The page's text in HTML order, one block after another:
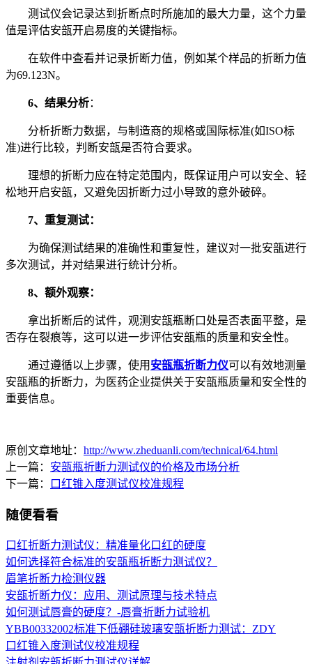
测试仪会记录达到折断点时所施加的最大力量，这个力量
值是评估安瓿开启易度的关键指标。
在软件中查看并记录折断力值，例如某个样品的折断力值
为69.123N。
6、结果分析：
分析折断力数据，与制造商的规格或国际标准(如ISO标
准)进行比较，判断安瓿是否符合要求。
理想的折断力应在特定范围内，既保证用户可以安全、轻
松地开启安瓿，又避免因折断力过小导致的意外破碎。
7、重复测试：
为确保测试结果的准确性和重复性，建议对一批安瓿进行
多次测试，并对结果进行统计分析。
8、额外观察：
拿出折断后的试件，观测安瓿瓶断口处是否表面平整，是
否存在裂痕等，这可以进一步评估安瓿瓶的质量和安全性。
通过遵循以上步骤，使用 安瓿瓶折断力仪可以有效地测量
安瓿瓶的折断力，为医药企业提供关于安瓿瓶质量和安全性的
重要信息。
原创文章地址： http://www.zheduanli.com/technical/64.html
上一篇： 安瓿瓶折断力测试仪的价格及市场分析
下一篇：
口红锥入度测试仪校准规程
随便看看
口红折断力测试仪：精准量化口红的硬度
如何选择符合标准的安瓿瓶折断力测试仪？
眉笔折断力检测仪器
安瓿折断力仪：应用、测试原理与技术特点
如何测试唇膏的硬度？-唇膏折断力试验机
YBB00332002标准下低硼硅玻璃安瓿折断力测试：ZDY
口红锥入度测试仪校准规程